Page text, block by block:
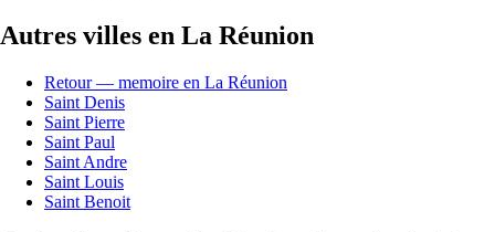
Autres villes en La Réunion
Retour — memoire en La Réunion
Saint Denis
Saint Pierre
Saint Paul
Saint Andre
Saint Louis
Saint Benoit